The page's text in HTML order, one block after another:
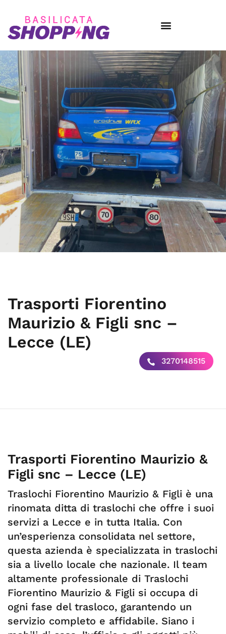
Trasporti Fiorentino
Maurizio & Figli snc –
Lecce (LE)
3270148515
Trasporti Fiorentino Maurizio &
Figli snc – Lecce (LE)
Traslochi Fiorentino Maurizio & Figli è una
rinomata ditta di traslochi che offre i suoi
servizi a Lecce e in tutta Italia. Con
un’esperienza consolidata nel settore,
questa azienda è specializzata in traslochi
sia a livello locale che nazionale. Il team
altamente professionale di Traslochi
Fiorentino Maurizio & Figli si occupa di
ogni fase del trasloco, garantendo un
servizio completo e affidabile. Siano i